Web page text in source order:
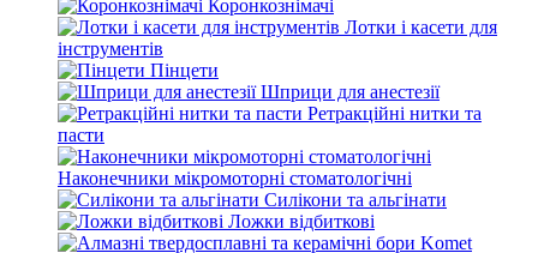
Коронкознімачі
Лотки і касети для
інструментів
Пінцети
Шприци для анестезії
Ретракційні нитки та
пасти
Наконечники мікромоторні стоматологічні
Силікони та альгінати
Ложки відбиткові